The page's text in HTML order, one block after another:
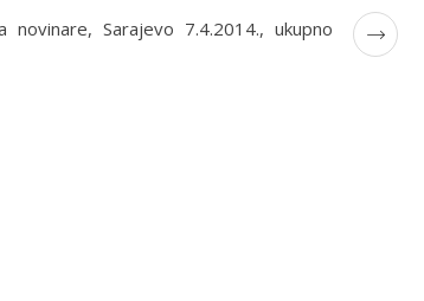
novinare, Sarajevo 7.4.2014., ukupno